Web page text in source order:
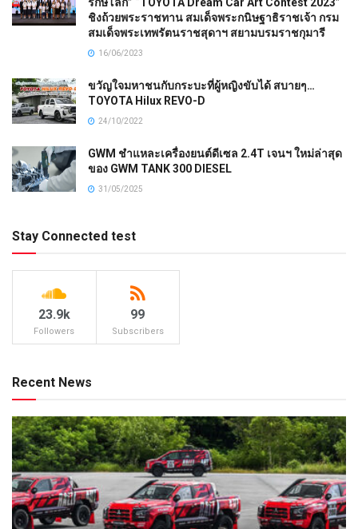
รักษ์โลก” “TOYOTA Dream Car Art Contest 2023”
ชิงถ้วยพระราชทาน สมเด็จพระกนิษฐาธิราชเจ้า กรม
สมเด็จพระเทพรัตนราชสุดาฯ สยามบรมราชกุมารี
16/06/2023
ขวัญใจมหาชนกับกระบะที่ผู้หญิงขับได้ สบายๆ…
TOYOTA Hilux REVO-D
24/10/2022
GWM ชำแหละเครื่องยนต์ดีเซล 2.4T เจนฯ ใหม่ล่าสุด
ของ GWM TANK 300 DIESEL
31/05/2025
Stay Connected test
23.9k
Followers
99
Subscribers
Recent News